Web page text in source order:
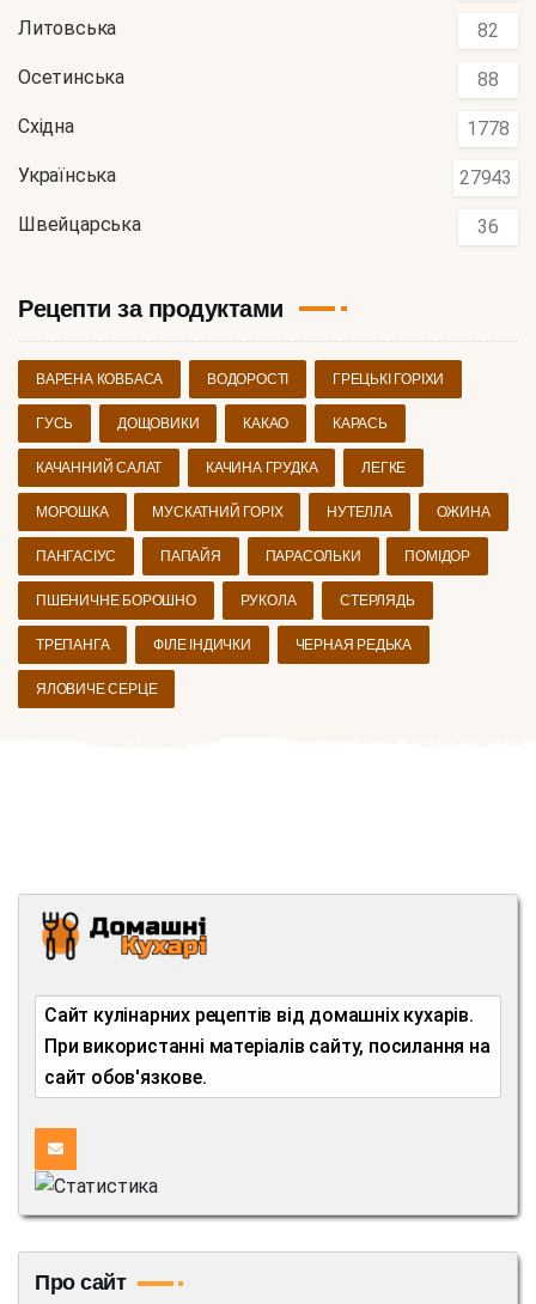
Литовська 82
Осетинська 88
Східна 1778
Українська 27943
Швейцарська 36
Рецепти за продуктами
ВАРЕНА КОВБАСА ВОДОРОСТІ ГРЕЦЬКІ ГОРІХИ
ГУСЬ ДОЩОВИКИ КАКАО КАРАСЬ
КАЧАННИЙ САЛАТ КАЧИНА ГРУДКА ЛЕГКЕ
МОРОШКА МУСКАТНИЙ ГОРІХ НУТЕЛЛА ОЖИНА
ПАНГАСІУС ПАПАЙЯ ПАРАСОЛЬКИ ПОМІДОР
ПШЕНИЧНЕ БОРОШНО РУКОЛА СТЕРЛЯДЬ
ТРЕПАНГА ФІЛЕ ІНДИЧКИ ЧЕРНАЯ РЕДЬКА
ЯЛОВИЧЕ СЕРЦЕ
Сайт кулінарних рецептів від домашніх кухарів.
При використанні матеріалів сайту, посилання на
сайт обов'язкове.
Про сайт